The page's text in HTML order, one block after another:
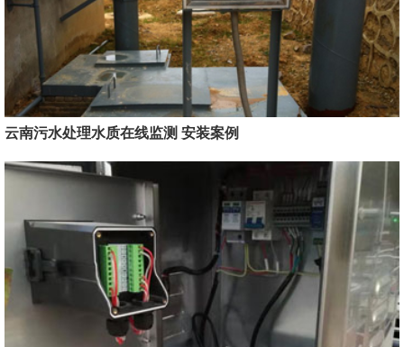
云南污水处理水质在线监测 安装案例